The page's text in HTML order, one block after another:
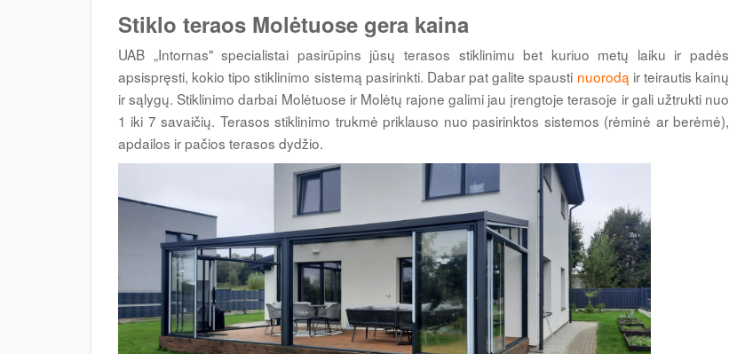
Stiklo teraos Molėtuose gera kaina
UAB „Intornas" specialistai pasirūpins jūsų terasos stiklinimu bet kuriuo metų laiku ir padės
apsispręsti, kokio tipo stiklinimo sistemą pasirinkti. Dabar pat galite spausti nuorodą ir teirautis kainų
ir sąlygų. Stiklinimo darbai Molėtuose ir Molėtų rajone galimi jau įrengtoje terasoje ir gali užtrukti nuo
1 iki 7 savaičių. Terasos stiklinimo trukmė priklauso nuo pasirinktos sistemos (rėminė ar berėmė),
apdailos ir pačios terasos dydžio.